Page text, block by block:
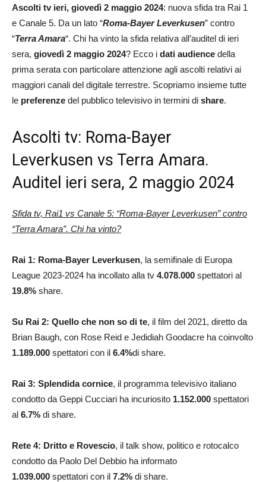
Ascolti tv ieri, giovedì 2 maggio 2024: nuova sfida tra Rai 1
e Canale 5. Da un lato “Roma-Bayer Leverkusen” contro
“Terra Amara“. Chi ha vinto la sfida relativa all’auditel di ieri
sera, giovedì 2 maggio 2024? Ecco i dati audience della
prima serata con particolare attenzione agli ascolti relativi ai
maggiori canali del digitale terrestre. Scopriamo insieme tutte
le preferenze del pubblico televisivo in termini di share.
Ascolti tv: Roma-Bayer
Leverkusen vs Terra Amara.
Auditel ieri sera, 2 maggio 2024
Sfida tv, Rai1 vs Canale 5: “Roma-Bayer Leverkusen” contro
“Terra Amara”. Chi ha vinto?
Rai 1: Roma-Bayer Leverkusen, la semifinale di Europa
League 2023-2024 ha incollato alla tv 4.078.000 spettatori al
19.8% share.
Su Rai 2: Quello che non so di te, il film del 2021, diretto da
Brian Baugh, con Rose Reid e Jedidiah Goodacre ha coinvolto
1.189.000 spettatori con il 6.4%di share.
Rai 3: Splendida cornice, il programma televisivo italiano
condotto da Geppi Cucciari ha incuriosito 1.152.000 spettatori
al 6.7% di share.
Rete 4: Dritto e Rovescio, il talk show, politico e rotocalco
condotto da Paolo Del Debbio ha informato
1.039.000 spettatori con il 7.2% di share.